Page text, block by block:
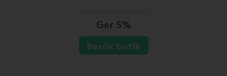
Ger 5%
Besök butik